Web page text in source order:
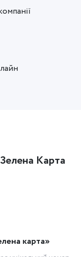
Карта
карта»